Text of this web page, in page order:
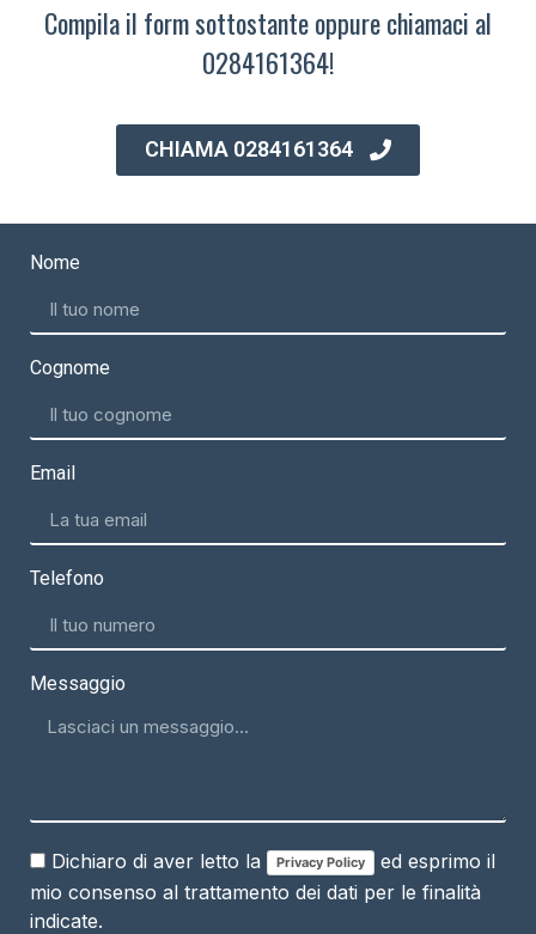
Compila il form sottostante oppure chiamaci al
0284161364!
CHIAMA 0284161364
Nome
Cognome
Email
Telefono
Messaggio
Dichiaro di aver letto la Privacy Policy
ed esprimo il
mio consenso al trattamento dei dati per le finalità
indicate.